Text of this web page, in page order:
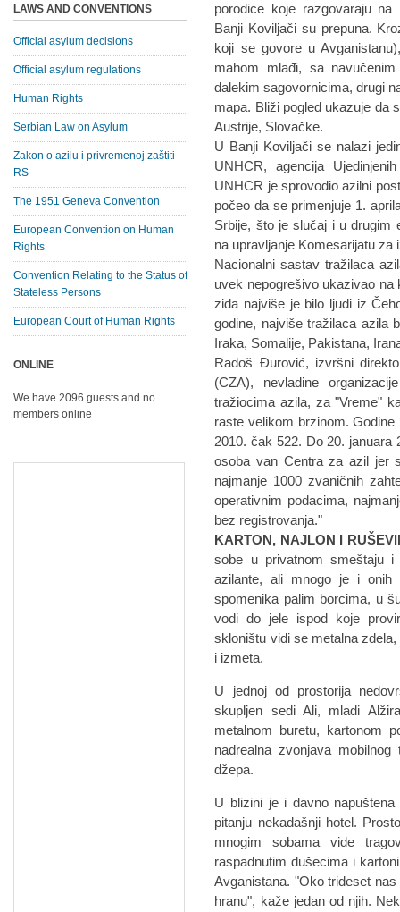
porodice koje razgovaraju
Banji Koviljači su prepuna.
koji se govore u
mahom mlađi, sa
dalekim sagovornicima, drugi
mapa. Bliži pogled ukazuje da
Austrije, Slovačke.
U Banji Koviljači se nalazi
UNHCR, agencija
UNHCR je sprovodio azilni
počeo da se primenjuje 1.
Srbije, što je slučaj i u drugim
na upravljanje Komesarijatu za
Nacionalni sastav tražilaca
uvek nepogrešivo ukazivao
zida najviše je bilo ljudi iz
godine, najviše tražilaca azila
Iraka, Somalije, Pakistana,
Radoš Đurović, izvršni
(CZA), nevladine
tražiocima azila, za "Vreme"
raste velikom brzinom.
2010. čak 522. Do 20. januara
osoba van Centra za azil jer
najmanje 1000 zvaničnih
operativnim podacima,
bez registrovanja."
KARTON, NAJLON I
sobe u privatnom smeštaju
azilante, ali mnogo je i
spomenika palim borcima, u
vodi do jele ispod koje
skloništu vidi se metalna
i izmeta.
U jednoj od prostorija
skupljen sedi Ali, mladi
metalnom buretu, kartonom
nadrealna zvonjava
džepa.
U blizini je i davno
pitanju nekadašnji hotel.
mnogim sobama vide
raspadnutim dušecima i
Avganistana. "Oko trideset
hranu", kaže jedan od njih.
LAWS AND CONVENTIONS
Official asylum decisions
Official asylum regulations
Human Rights
Serbian Law on Asylum
Zakon o azilu i privremenoj zaštiti
RS
The 1951 Geneva Convention
European Convention on Human
Rights
Convention Relating to the Status of
Stateless Persons
European Court of Human Rights
ONLINE
We have 2096 guests and no
members online